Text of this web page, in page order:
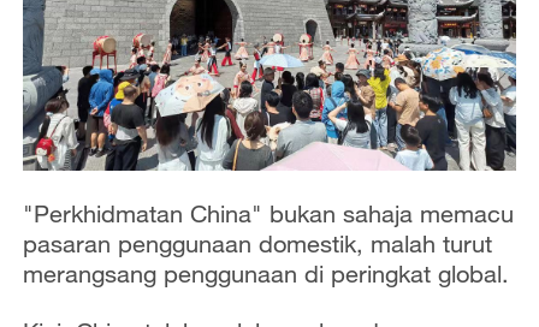
"Perkhidmatan China" bukan sahaja memacu
pasaran penggunaan domestik, malah turut
merangsang penggunaan di peringkat global.